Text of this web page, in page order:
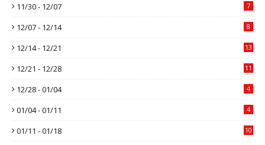
11/30 - 12/07 7
12/07 - 12/14 8
12/14 - 12/21 13
12/21 - 12/28 11
12/28 - 01/04 4
01/04 - 01/11 4
01/11 - 01/18 10